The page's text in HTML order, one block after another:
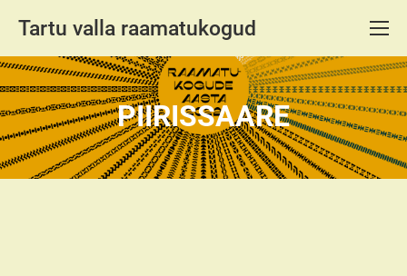
Tartu valla raamatukogud
PIIRISSAARE